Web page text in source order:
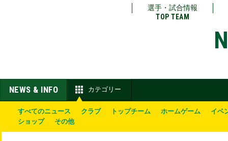
選手・試合情報
TOP TEAM
NEWS & INFO カテゴリー
すべてのニュース クラブ トップチーム ホームゲーム
イベ
ショップ
その他